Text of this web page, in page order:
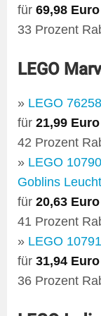
für 69,98 Euro
33 Prozent
LEGO
» LEGO
für 21,99 Euro
42 Prozent
» LEGO
Goblins
für 20,63 Euro
41 Prozent
» LEGO
für 31,94 Euro
36 Prozent